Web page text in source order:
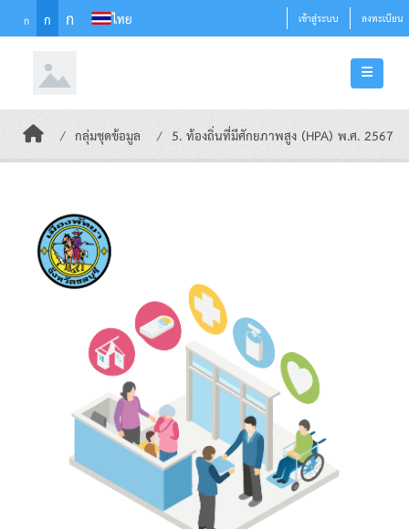
Skip to main content
ก ก ก ไทย เข้าสู่ระบบ ลงทะเบียน
กลุ่มชุดข้อมูล 5. ท้องถิ่นที่มีศักยภาพสูง (HPA) พ.ศ. 2567